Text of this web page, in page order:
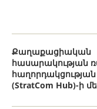
Քաղաքացիական
հասարակության
(StratCom Hub)-ի